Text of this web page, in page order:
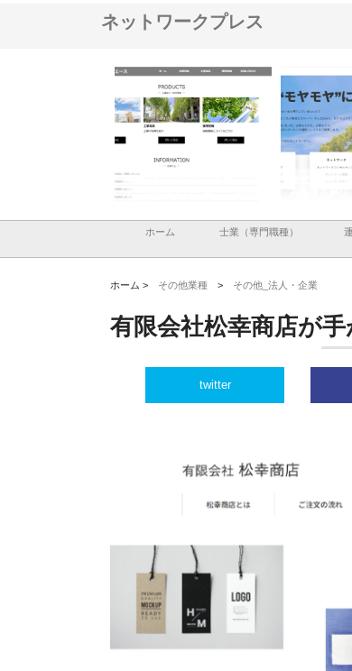
ネットワークプレス
イトが提供する充実した情報内
株式会社Ｃ
ホーム 士業（専門職種）
ホーム > その他業種 > その他_法人・企業
有限会社松幸商店が
twitter